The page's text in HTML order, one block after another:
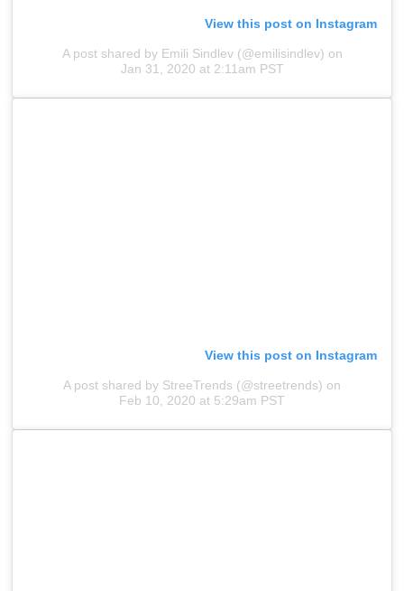
View this post on Instagram
A post shared by Emili Sindlev (@emilisindlev) on
Jan 31, 2020 at 2:11am PST
View this post on Instagram
A post shared by StreeTrends (@streetrends) on
Feb 10, 2020 at 5:29am PST